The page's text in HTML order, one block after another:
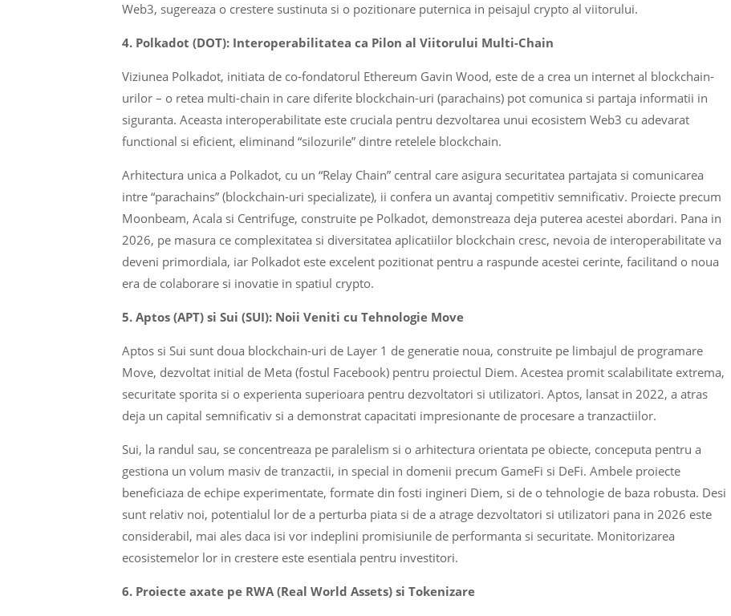
Web3, sugereaza o crestere sustinuta si o pozitionare puternica in peisajul crypto al viitorului.
4. Polkadot (DOT): Interoperabilitatea ca Pilon al Viitorului Multi-Chain
Viziunea Polkadot, initiata de co-fondatorul Ethereum Gavin Wood, este de a crea un internet al blockchain-
urilor – o retea multi-chain in care diferite blockchain-uri (parachains) pot comunica si partaja informatii in
siguranta. Aceasta interoperabilitate este cruciala pentru dezvoltarea unui ecosistem Web3 cu adevarat
functional si eficient, eliminand “silozurile” dintre retelele blockchain.
Arhitectura unica a Polkadot, cu un “Relay Chain” central care asigura securitatea partajata si comunicarea
intre “parachains” (blockchain-uri specializate), ii confera un avantaj competitiv semnificativ. Proiecte precum
Moonbeam, Acala si Centrifuge, construite pe Polkadot, demonstreaza deja puterea acestei abordari. Pana in
2026, pe masura ce complexitatea si diversitatea aplicatiilor blockchain cresc, nevoia de interoperabilitate va
deveni primordiala, iar Polkadot este excelent pozitionat pentru a raspunde acestei cerinte, facilitand o noua
era de colaborare si inovatie in spatiul crypto.
5. Aptos (APT) si Sui (SUI): Noii Veniti cu Tehnologie Move
Aptos si Sui sunt doua blockchain-uri de Layer 1 de generatie noua, construite pe limbajul de programare
Move, dezvoltat initial de Meta (fostul Facebook) pentru proiectul Diem. Acestea promit scalabilitate extrema,
securitate sporita si o experienta superioara pentru dezvoltatori si utilizatori. Aptos, lansat in 2022, a atras
deja un capital semnificativ si a demonstrat capacitati impresionante de procesare a tranzactiilor.
Sui, la randul sau, se concentreaza pe paralelism si o arhitectura orientata pe obiecte, conceputa pentru a
gestiona un volum masiv de tranzactii, in special in domenii precum GameFi si DeFi. Ambele proiecte
beneficiaza de echipe experimentate, formate din fosti ingineri Diem, si de o tehnologie de baza robusta. Desi
sunt relativ noi, potentialul lor de a perturba piata si de a atrage dezvoltatori si utilizatori pana in 2026 este
considerabil, mai ales daca isi vor indeplini promisiunile de performanta si securitate. Monitorizarea
ecosistemelor lor in crestere este esentiala pentru investitori.
6. Proiecte axate pe RWA (Real World Assets) si Tokenizare